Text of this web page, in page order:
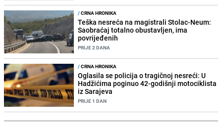
/CRNA HRONIKA
Teška nesreća na magistrali Stolac-Neum:
Saobraćaj totalno obustavljen, ima
povrijeđenih
PRIJE 2 DANA
/CRNA HRONIKA
Oglasila se policija o tragičnoj nesreći: U
Hadžićima poginuo 42-godišnji motociklista
iz Sarajeva
PRIJE 1 DAN